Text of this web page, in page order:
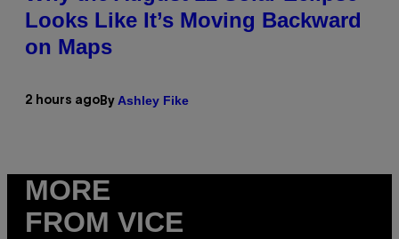
Looks Like It’s Moving Backward
on Maps
2 hours ago By Ashley Fike
MORE
FROM VICE